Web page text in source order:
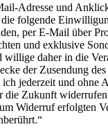
Adresse und
folgende
per E-Mail über
und exklusive
daher in die
der Zusendung
jederzeit und ohne
die Zukunft
Widerruf erfolgten